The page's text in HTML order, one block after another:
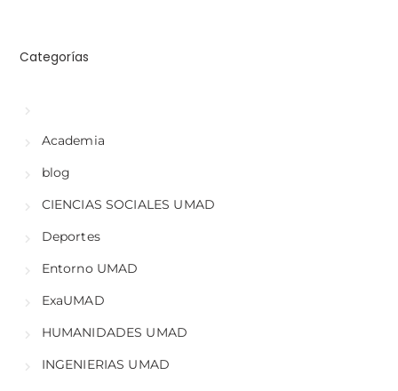
Categorías
Academia
blog
CIENCIAS SOCIALES UMAD
Deportes
Entorno UMAD
ExaUMAD
HUMANIDADES UMAD
INGENIERIAS UMAD